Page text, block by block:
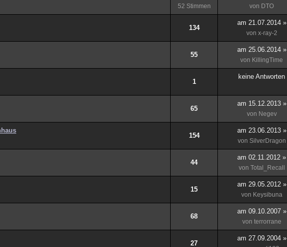
52 Stimmen von DTO
134
am 21.07.2014 »
von x-ray-2
55
am 25.06.2014 »
von KillingTime
1
keine Antworten
65
am 15.12.2013 »
von Negev
154
am 23.06.2013 »
von SilverDragon
44
am 02.11.2012 »
von Total_Recall
15
am 29.05.2012 »
von Keysibuna
68
am 09.10.2007 »
von terrorrane
27
am 27.09.2004 »